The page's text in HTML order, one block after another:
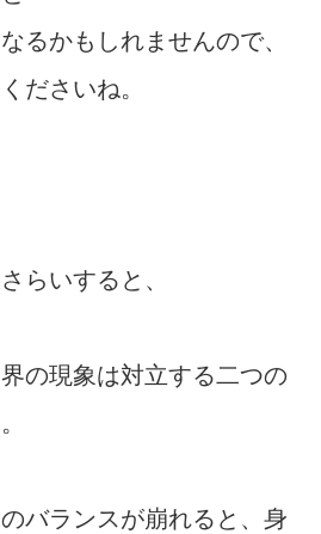
るかもしれませんので、
ださいね。
らいすると、
の現象は対立する二つの
スが崩れると、身